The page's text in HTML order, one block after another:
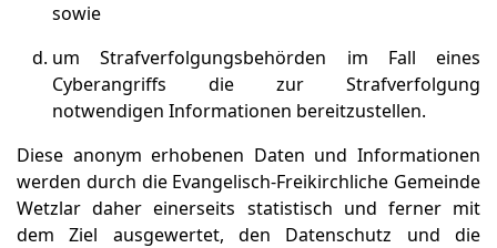
sowie
um Strafverfolgungsbehörden im Fall eines
Cyberangriffs die zur Strafverfolgung
notwendigen Informationen bereitzustellen.
Diese anonym erhobenen Daten und Informationen
werden durch die Evangelisch-Freikirchliche Gemeinde
Wetzlar daher einerseits statistisch und ferner mit
dem Ziel ausgewertet, den Datenschutz und die